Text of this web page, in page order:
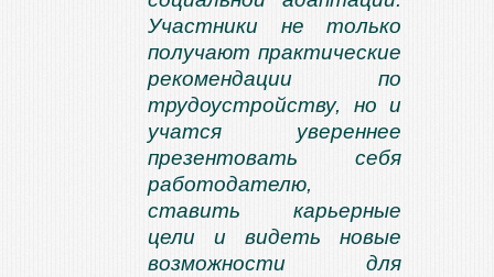
Участники не только
получают практические
рекомендации по
трудоустройству, но и
учатся увереннее
презентовать себя
работодателю,
ставить карьерные
цели и видеть новые
возможности для